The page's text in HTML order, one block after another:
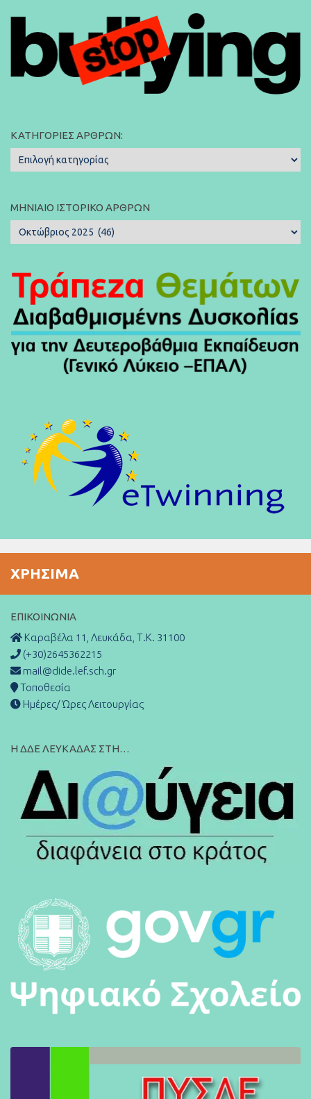
ΚΑΤΗΓΟΡΊΕΣ ΆΡΘΡΩΝ:
Κατηγορίες
Άρθρων:
ΜΗΝΙΑΊΟ ΙΣΤΟΡΙΚΌ ΆΡΘΡΩΝ
Μηνιαίο
Ιστορικό
ΧΡΉΣΙΜΑ
ΕΠΙΚΟΙΝΩΝΊΑ
Καραβέλα 11, Λευκάδα, Τ.Κ. 31100
(+30)2645362215
mail@dide.lef.sch.gr
Τοποθεσία
Ημέρες/ Ώρες Λειτουργίας
Η ΔΔΕ ΛΕΥΚΑΔΑΣ ΣΤΗ…